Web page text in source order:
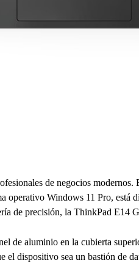
de negocios
Windows 11 Pro,
precisión, la ThinkPad E14
de aluminio en la cubierta
dispositivo sea un bastión de